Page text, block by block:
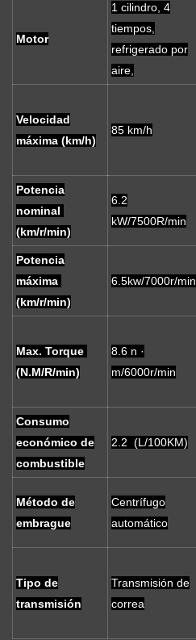
Motor
1 cilindro, 4
tiempos,
refrigerado por
aire,
Velocidad
máxima (km/h)
85 km/h
Potencia
nominal
(km/r/min)
6.2
kW/7500R/min
Potencia
máxima
(km/r/min)
6.5kw/7000r/min
Max. Torque
(N.M/R/min)
8.6 n ·
m/6000r/min
Consumo
económico de
combustible
2.2 (L/100KM)
Método de
embrague
Centrífugo
automático
Tipo de
transmisión
Transmisión de
correa